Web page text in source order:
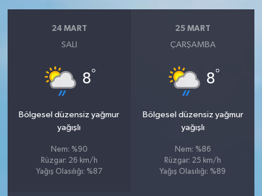
24 MART
SALI
8°
Bölgesel düzensiz yağmur
yağışlı
Nem: %90
Rüzgar: 26 km/h
Yağış Olasılığı: %87
25 MART
ÇARŞAMBA
8°
Bölgesel düzensiz yağmur
yağışlı
Nem: %86
Rüzgar: 25 km/h
Yağış Olasılığı: %89